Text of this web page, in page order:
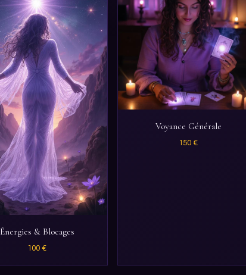
Énergies & Blocages
100 €
Voyance Générale
150 €